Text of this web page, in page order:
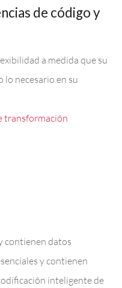
de código y
a medida que su
lo necesario en su
transformación
contienen datos
y contienen
inteligente de